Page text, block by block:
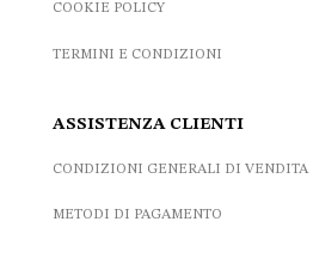
COOKIE POLICY
TERMINI E CONDIZIONI
ASSISTENZA CLIENTI
CONDIZIONI GENERALI DI VENDITA
METODI DI PAGAMENTO